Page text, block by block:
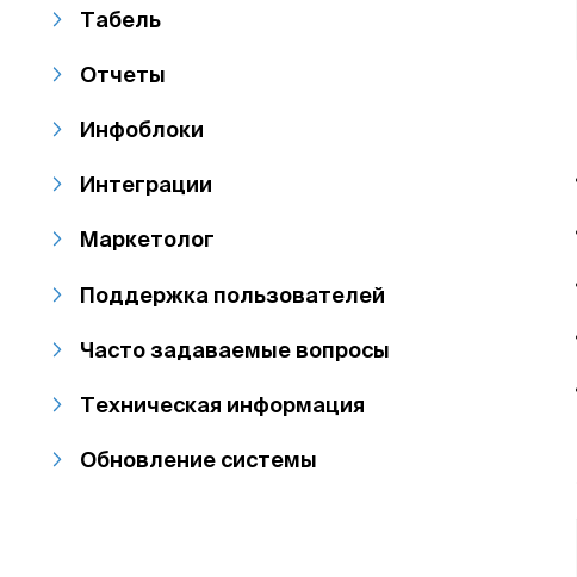
Табель
Отчеты
Инфоблоки
Интеграции
Маркетолог
Поддержка пользователей
Часто задаваемые вопросы
Техническая информация
Обновление системы